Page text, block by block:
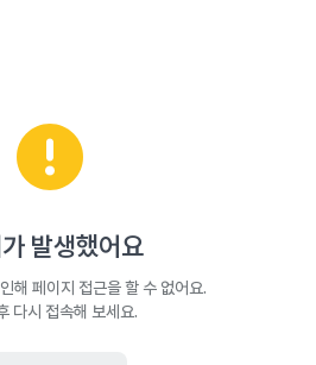
발생했어요
해 페이지 접근을 할 수 없어요.
다시 접속해 보세요.